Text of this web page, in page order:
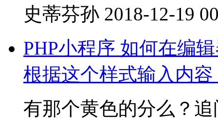
史蒂芬孙 2018-12-19
PHP小程序 如何在编
根据这个样式输入内容
有那个黄色的分么？追